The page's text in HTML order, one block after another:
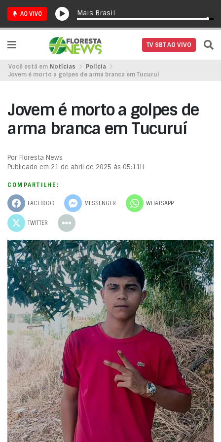
AO VIVO Mais Brasil
TV SBT AO VIVO
Você está em Notícias
Polícia
Jovem é morto a golpes de arma branca em Tucuruí
Jovem é morto a golpes de
arma branca em Tucuruí
Por Floresta News
Publicado em 21 de abril de 2025 às 05:11H
COMPARTILHE:
FACEBOOK MESSENGER WHATSAPP
TWITTER